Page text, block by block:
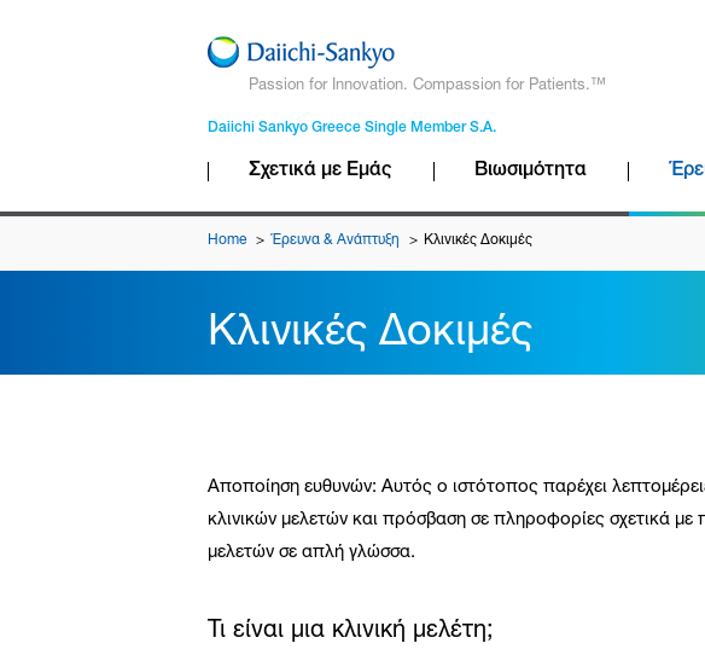
Passion for Innovation. Compassion for Patients.™
Daiichi Sankyo Greece Single Member S.A.
Σχετικά με Εμάς Βιωσιμότητα
Home Έρευνα & Ανάπτυξη Κλινικές Δοκιμές
Κλινικές Δοκιμές
Αποποίηση ευθυνών: Αυτός ο ιστότοπος παρέχει
κλινικών μελετών και πρόσβαση σε πληροφορίες σχετικά
μελετών σε απλή γλώσσα.
Τι είναι μια κλινική μελέτη;